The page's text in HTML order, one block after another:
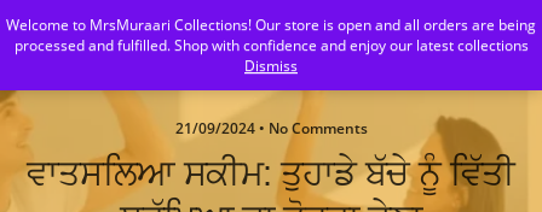
MrsMuraari
21/09/2024 • No Comments
ਵਾਤਸਲਿਆ ਸਕੀਮ: ਤੁਹਾਡੇ ਬੱਚੇ ਨੂੰ ਵਿੱਤੀ
Welcome to MrsMuraari Collections! Our store is open and all orders are being
processed and fulfilled. Shop with confidence and enjoy our latest collections
Dismiss